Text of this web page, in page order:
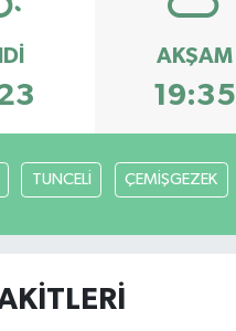
AKŞAM
19:35
TUNCELİ ÇEMİŞGEZEK